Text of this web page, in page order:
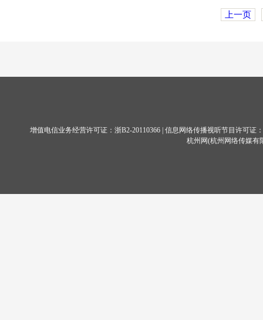
上一页
增值电信业务经营许可证： 浙B2-20110366 | 信息网络传播视听节目许可证
杭州网(杭州网络传媒有